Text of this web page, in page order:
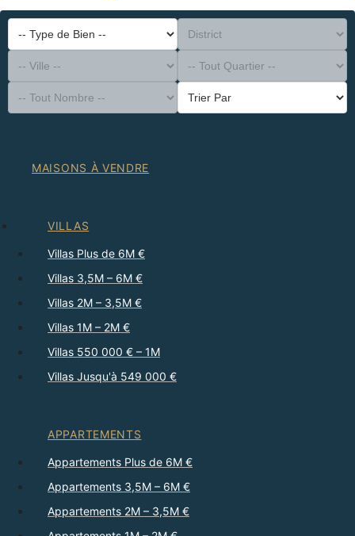
-- Type de Bien --
District
-- Ville --
-- Tout Quartier --
-- Tout Nombre --
Trier Par
MAISONS À VENDRE
VILLAS
Villas Plus de 6M €
Villas 3,5M – 6M €
Villas 2M – 3,5M €
Villas 1M – 2M €
Villas 550 000 € – 1M
Villas Jusqu'à 549 000 €
APPARTEMENTS
Appartements Plus de 6M €
Appartements 3,5M – 6M €
Appartements 2M – 3,5M €